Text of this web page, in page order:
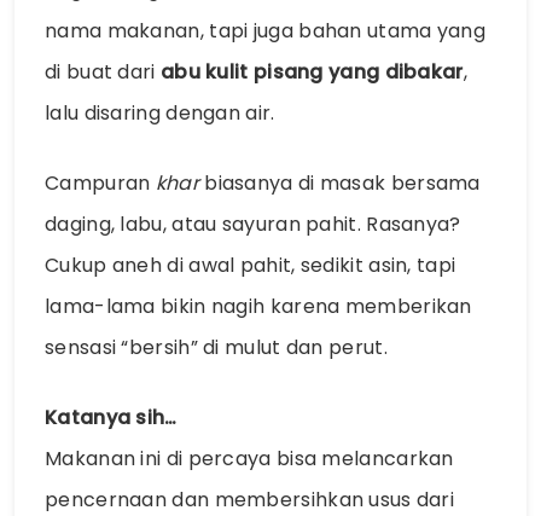
nama makanan, tapi juga bahan utama yang
di buat dari abu kulit pisang yang dibakar,
lalu disaring dengan air.
Campuran kharbiasanya di masak bersama
daging, labu, atau sayuran pahit. Rasanya?
Cukup aneh di awal pahit, sedikit asin, tapi
lama-lama bikin nagih karena memberikan
sensasi “bersih” di mulut dan perut.
Katanya sih…
Makanan ini di percaya bisa melancarkan
pencernaan dan membersihkan usus dari